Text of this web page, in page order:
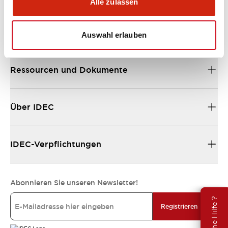
Auswahl erlauben
Ressourcen und Dokumente
Über IDEC
IDEC-Verpflichtungen
Abonnieren Sie unseren Newsletter!
Registrieren